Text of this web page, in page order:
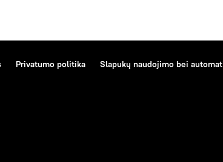
Privatumo politika Slapukų naudojimo bei